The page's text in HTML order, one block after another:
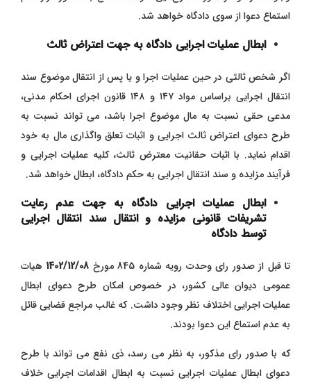
استماع دعوا از سوی دادگاه خواهد شد.
ابطال عملیات اجرایی دادگاه به جهت اعتراض ثالث
اگر شخص ثالثی در حین عملیات اجرا و یا پس از انتقال موضوع سند
انتقال اجرایی براساس مواد ۱۴۷ و ۱۴۸ قانون اجرای احکام مدنی،
مدعی حقی نسبت به مال موضوع اجرا باشد، می تواند نسبت به
طرح دعوای اعتراض ثالث اجرایی و اثبات تعلق واگذاری مال به خود
اقدام نماید. با اثبات حقانیت معترض ثالث، کلیه عملیات اجرایی و
فرآیند مزایده و سند انتقال اجرایی به حکم دادگاه، ابطال خواهد شد.
ابطال عملیات اجرایی دادگاه به جهت عدم رعایت
تشریفات قانونی مزایده و انتقال سند انتقال اجرایی
توسط دادگاه
تا قبل از صدور رای وحدت رویه شماره 845 مورخ 1402/12/08 هیات
عمومی دیوان عالی کشور، در خصوص امکان طرح دعوای ابطال
عملیات اجرایی اختلاف نظر وجود داشت. که غالب مراجع قضایی قائل
به عدم استماع این دعوا بودند.
که با صدور رای مذکور، به نظر می رسد، ذی نفع می تواند با طرح
دعوای ابطال عملیات اجرایی نسبت به ابطال اقدامات اجرایی خلاف